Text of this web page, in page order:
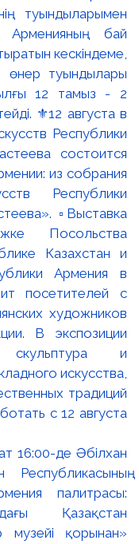
16:00-де Әбілхан
палитрасы:
Қазақстан
музейі қорынан»